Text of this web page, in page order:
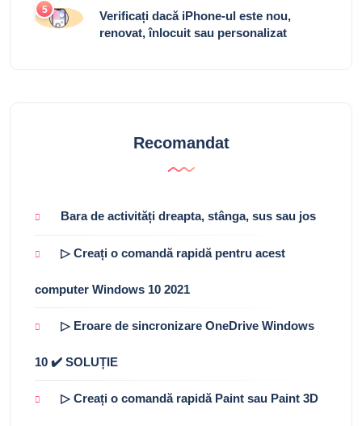
5
Verificați dacă iPhone-ul este nou,
renovat, înlocuit sau personalizat
Recomandat
Bara de activități dreapta, stânga, sus sau jos
▷ Creați o comandă rapidă pentru acest
computer Windows 10 2021
▷ Eroare de sincronizare OneDrive Windows
10 ✔️ SOLUȚIE
▷ Creați o comandă rapidă Paint sau Paint 3D